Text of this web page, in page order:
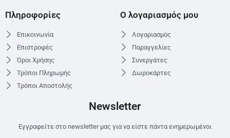
Πληροφορίες
Επικοινωνία
Επιστροφές
Όροι Χρήσης
Τρόποι Πληρωμής
Τρόποι Αποστολής
Ο λογαριασμός μου
Λογαριασμός
Παραγγελίες
Συνεργάτες
Δωροκάρτες
Newsletter
Εγγραφείτε στο newsletter μας για να είστε πάντα ενημερωμένοι